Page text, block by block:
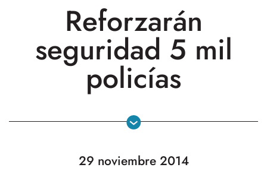
Reforzarán
seguridad 5 mil
policías
29 noviembre 2014